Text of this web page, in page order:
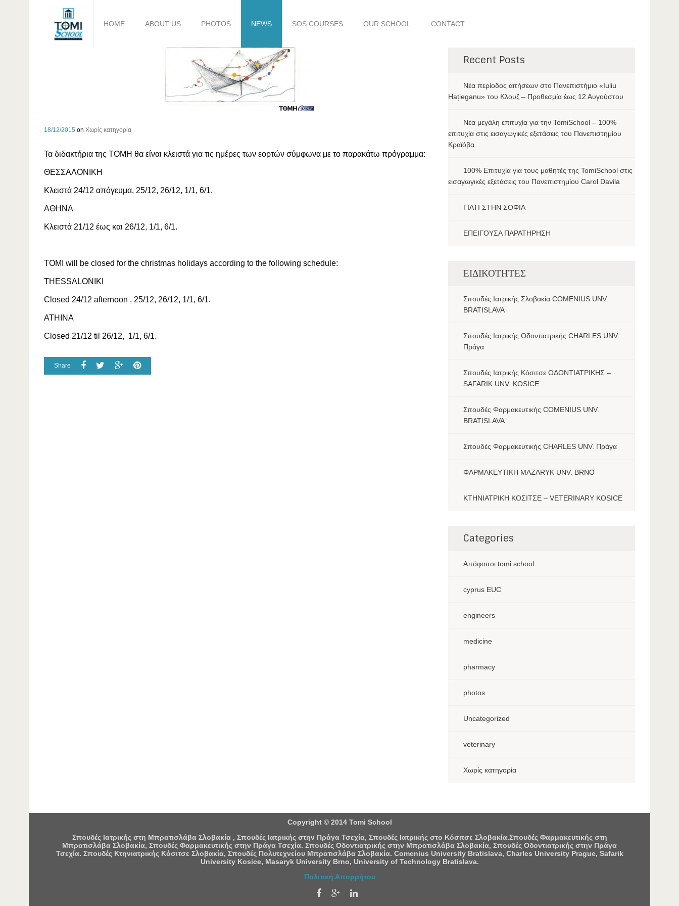
HOME ABOUT US PHOTOS NEWS SOS COURSES OUR SCHOOL CONTACT
18/12/2015 on Χωρίς κατηγορία
Τα διδακτήρια της ΤΟΜΗ θα είναι κλειστά για τις ημέρες των εορτών σύμφωνα με το παρακάτω πρόγραμμα:
ΘΕΣΣΑΛΟΝΙΚΗ
Κλειστά 24/12 απόγευμα, 25/12, 26/12, 1/1, 6/1.
ΑΘΗΝΑ
Κλειστά 21/12 έως και 26/12, 1/1, 6/1.
TOMI will be closed for the christmas holidays according to the following schedule:
THESSALONIKI
Closed 24/12 afternoon , 25/12, 26/12, 1/1, 6/1.
ATHINA
Closed 21/12 til 26/12, 1/1, 6/1.
Share
Recent Posts
Νέα περίοδος αιτήσεων στο Πανεπιστήμιο «Iuliu
Hațieganu» του Κλουζ – Προθεσμία έως 12 Αυγούστου
Νέα μεγάλη επιτυχία για την TomiSchool – 100%
επιτυχία στις εισαγωγικές εξετάσεις του Πανεπιστημίου
Κραϊόβα
100% Επιτυχία για τους μαθητές της TomiSchool στις
εισαγωγικές εξετάσεις του Πανεπιστημίου Carol Davila
ΓΙΑΤΙ ΣΤΗΝ ΣΟΦΙΑ
ΕΠΕΙΓΟΥΣΑ ΠΑΡΑΤΗΡΗΣΗ
ΕΙΔΙΚΟΤΗΤΕΣ
Σπουδές Ιατρικής Σλοβακία COMENIUS UNV.
BRATISLAVA
Σπουδές Ιατρικής Οδοντιατρικής CHARLES UNV.
Πράγα
Σπουδές Ιατρικής Κόσιτσε ΟΔΟΝΤΙΑΤΡΙΚΗΣ –
SAFARIK UNV. KOSICE
Σπουδές Φαρμακευτικής COMENIUS UNV.
BRATISLAVA
Σπουδές Φαρμακευτικής CHARLES UNV. Πράγα
ΦΑΡΜΑΚΕΥΤΙΚΗ MAZARYK UNV. BRNO
ΚΤΗΝΙΑΤΡΙΚΗ ΚΟΣΙΤΣΕ – VETERINARY KOSICE
Categories
Aπόφοιτοι tomi school
cyprus EUC
engineers
medicine
pharmacy
photos
Uncategorized
veterinary
Χωρίς κατηγορία
Copyright © 2014 Tomi School
Σπουδές Ιατρικής στη Μπρατισλάβα Σλοβακία , Σπουδές Ιατρικής στην Πράγα Τσεχία, Σπουδές Ιατρικής στο Κόσιτσε Σλοβακία.Σπουδές Φαρμακευτικής στη
Μπρατισλάβα Σλοβακία, Σπουδές Φαρμακευτικής στην Πράγα Τσεχία. Σπουδές Οδοντιατρικής στην Μπρατισλάβα Σλοβακία, Σπουδές Οδοντιατρικής στην Πράγα
Τσεχία. Σπουδές Κτηνιατρικής Κόσιτσε Σλοβακία, Σπουδές Πολυτεχνείου Μπρατισλάβα Σλοβακία. Comenius University Bratislava, Charles University Prague, Safarik
University Kosice, Masaryk University Brno, University of Technology Bratislava.
Πολιτική Απορρήτου